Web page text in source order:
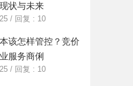
状与未来
/ 回复 : 10
该怎样管控？竞价
服务商俐
/ 回复 : 10